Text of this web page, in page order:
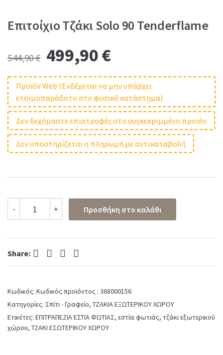
Επιτοίχιο Tζάκι Solo 90 Tenderflame
544,90€ Original
price
was:
544,90 €.
499,90€Current
price
is:
499,90 €.
Προϊόν Web (Ενδέχεται να μην υπάρχει
ετοιμοπαράδοτο στο φυσικό κατάστημα)
Δεν δεχόμαστε επιστροφές στο συγκεκριμμένο προϊόν
Δεν υποστηρίζεται η πληρωμή με αντικαταβολή
-
Tζάκι
Solo
quantity
+ Προσθήκη στο καλάθι
Share: Facebook Twitter Pinterest LinkedIn
Κωδικός: Κωδικός προϊόντος : 368000156
Κατηγορίες: Σπίτι - Γραφείο, ΤΖΑΚΙΑ ΕΞΩΤΕΡΙΚΟΥ ΧΩΡΟΥ
Ετικέτες: ΕΠΙΤΡΑΠΕΖΙΑ ΕΣΤΙΑ ΦΩΤΙΑΣ, εστία φωτιάς, τζάκι εξωτερικού
χώρου, ΤΖΑΚΙ ΕΣΩΤΕΡΙΚΟΥ ΧΩΡΟΥ